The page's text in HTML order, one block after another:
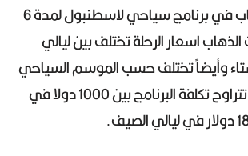
تختلف تكلفة الذهاب في برنامج سياحي لاسطنبول لمدة 6
اسعار الرحلة تختلف بين ليالي
وأيضاً تختلف حسب الموسم السياحي
ولكن في المجمل تتراوح تكلفة البرنامج بين 1000 دولا في